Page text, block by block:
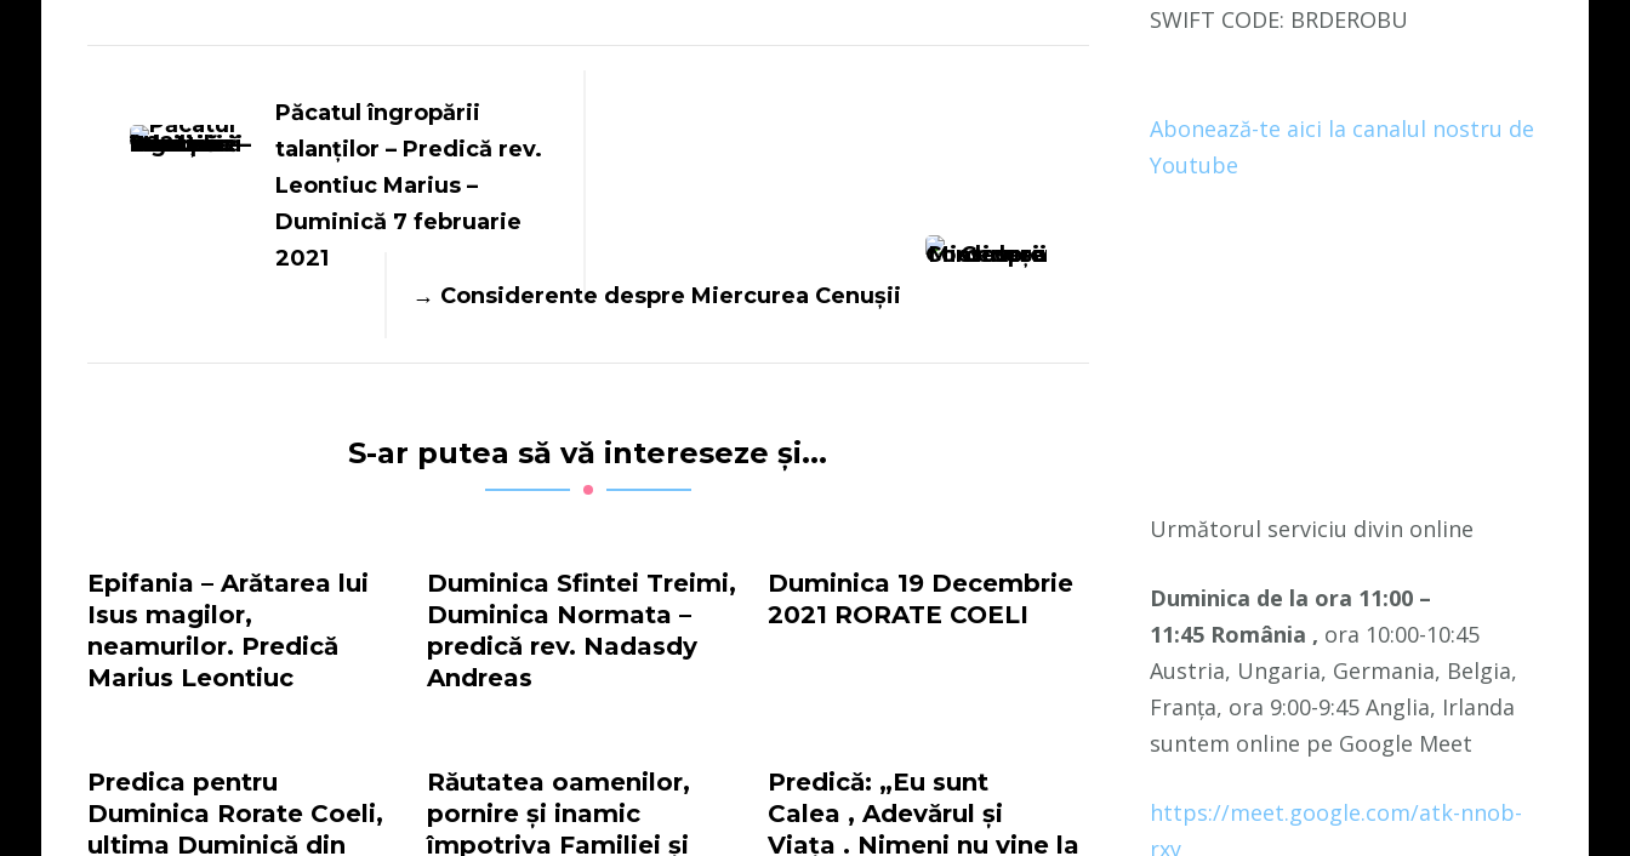
articole
Păcatul îngropării
talanților – Predică rev.
Leontiuc Marius –
Duminică 7 februarie
2021
Considerente despre Miercurea Cenușii
S-ar putea să vă intereseze și...
Epifania – Arătarea lui
Isus magilor,
neamurilor. Predică
Marius Leontiuc
Duminica Sfintei Treimi,
Duminica Normata –
predică rev. Nadasdy
Andreas
Duminica 19 Decembrie
2021 RORATE COELI
Predica pentru
Duminica Rorate Coeli,
ultima Duminică din
Răutatea oamenilor,
pornire și inamic
împotriva Familiei și
Predică: „Eu sunt
Calea , Adevărul şi
Viaţa . Nimeni nu vine la
SWIFT CODE: BRDEROBU
Abonează-te aici la canalul nostru de
Youtube
Următorul serviciu divin online
Duminica de la ora 11:00 –
11:45 România , ora 10:00-10:45
Austria, Ungaria, Germania, Belgia,
Franța, ora 9:00-9:45 Anglia, Irlanda
suntem online pe Google Meet
https://meet.google.com/atk-nnob-
rxy